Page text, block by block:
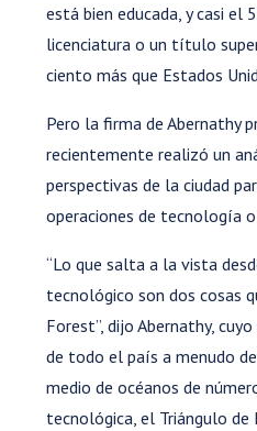
está bien educada, y casi el
licenciatura o un título
ciento más que Estados
Pero la firma de Abernathy
recientemente realizó un
perspectivas de la ciudad
operaciones de tecnología
“Lo que salta a la vista
tecnológico son dos cosas
Forest”, dijo Abernathy,
de todo el país a menudo
medio de océanos de
tecnológica, el Triángulo de